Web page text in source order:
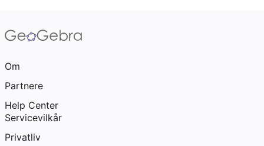
Om
Partnere
Help Center
Servicevilkår
Privatliv